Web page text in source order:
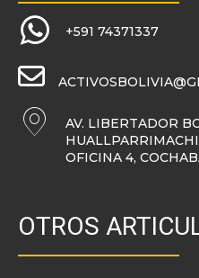
+591 74371337
AV. LIBERTADOR
OFICINA 4,
OTROS